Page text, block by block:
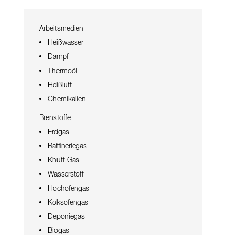
Arbeitsmedien
Heißwasser
Dampf
Thermoöl
Heißluft
Chemikalien
Brenstoffe
Erdgas
Raffineriegas
Khuff-Gas
Wasserstoff
Hochofengas
Koksofengas
Deponiegas
Biogas